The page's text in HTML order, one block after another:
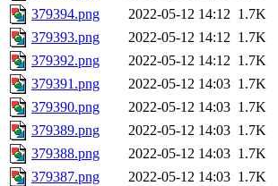
379394.png
2022-05-12 14:12 1.7K
379393.png
2022-05-12 14:12 1.7K
379392.png
2022-05-12 14:12 1.7K
379391.png
2022-05-12 14:03 1.7K
379390.png
2022-05-12 14:03 1.7K
379389.png
2022-05-12 14:03 1.7K
379388.png
2022-05-12 14:03 1.7K
379387.png
2022-05-12 14:03 1.7K